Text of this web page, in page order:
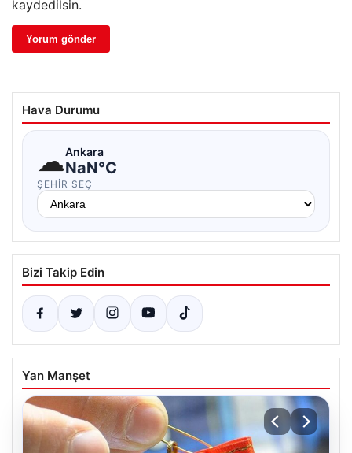
kaydedilsin.
Hava Durumu
☁Ankara
NaN°C
ŞEHIR SEÇ
Bizi Takip Edin
Yan Manşet